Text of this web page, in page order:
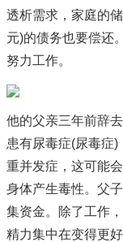
透析需求，家庭的
元)的债务也要偿还
努力工作。
他的父亲三年前辞
患有尿毒症(尿毒症
重并发症，这可能
身体产生毒性。父
集资金。除了工作
精力集中在变得更好